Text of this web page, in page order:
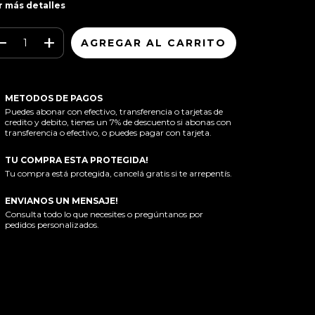
más detalles
METODOS DE PAGOS
Puedes abonar con efectivo, transferencia o tarjetas de
credito y debito, tienes un 7% de descuento si abonas con
transferencia o efectivo, o puedes pagar con tarjeta.
TU COMPRA ESTA PROTEGIDA!
Tu compra está protegida, cancelá gratis si te arrepentís.
ENVIANOS UN MENSAJE!
Consulta todo lo que necesites o pregúntanos por
pedidos personalizados.